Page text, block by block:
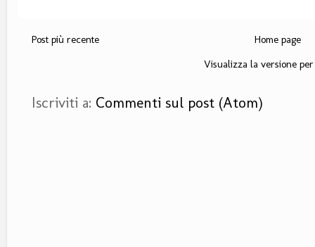
Post più recente
Home page
Visualizza la versione
Iscriviti a: Commenti sul post (Atom)